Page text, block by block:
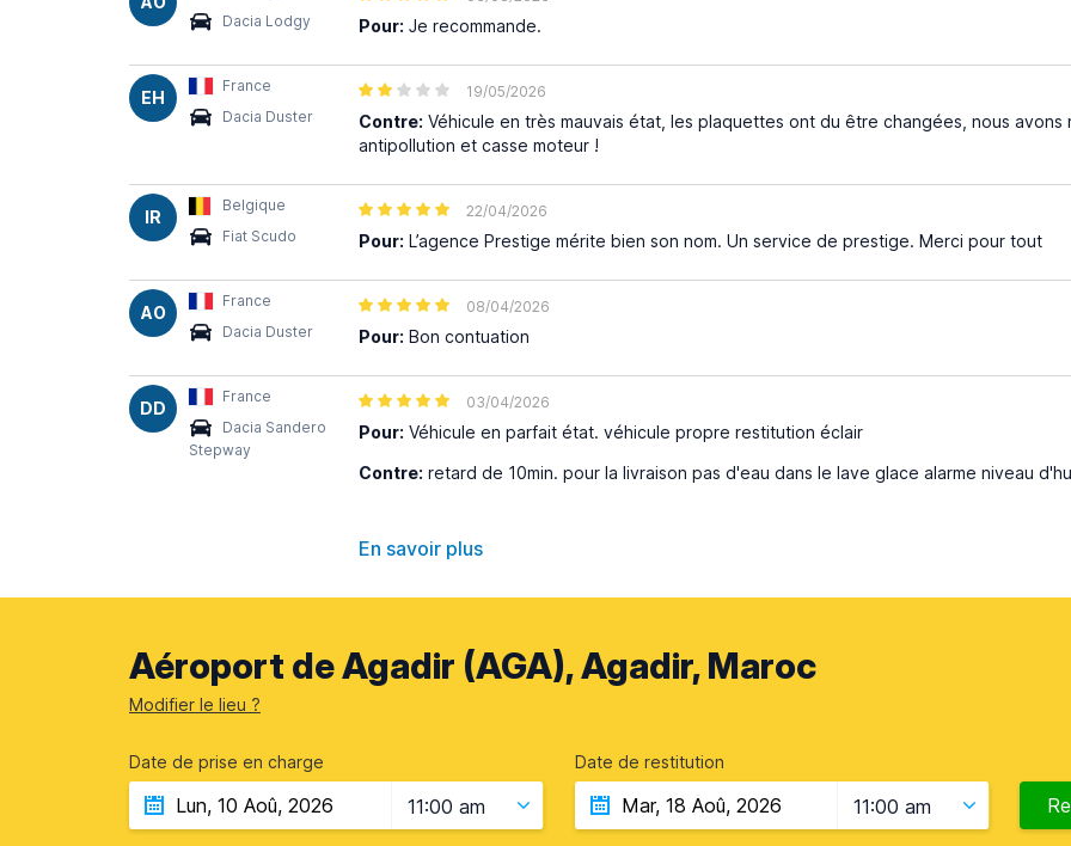
Dacia Lodgy
Pour: Je recommande.
EH
France
Dacia Duster
19/05/2026
Contre: Véhicule en très mauvais état, les plaquettes ont du être changées, nous
antipollution et casse moteur !
IR
Belgique
Fiat Scudo
22/04/2026
Pour: L’agence Prestige mérite bien son nom. Un service de prestige. Merci pour tout
AO
France
Dacia Duster
08/04/2026
Pour: Bon contuation
DD
France
Dacia Sandero
Stepway
03/04/2026
Pour: Véhicule en parfait état. véhicule propre restitution éclair
Contre: retard de 10min. pour la livraison pas d'eau dans le lave glace alarme niveau
En savoir plus
Aéroport de Agadir (AGA), Agadir, Maroc
Modifier le lieu ?
Date de prise en charge
11:00 am
Date de restitution
11:00 am